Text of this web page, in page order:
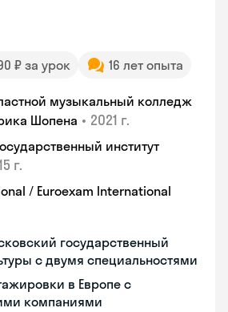
₽ за урок 16 лет опыта
музыкальный колледж
Шопена • 2021 г.
институт
г.
/ Euroexam International
государственный
с двумя специальностями
в Европе с
компаниями